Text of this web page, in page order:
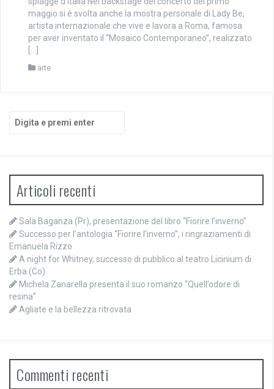
maggio si è svolta anche la mostra personale di Lady Be,
artista internazionale che vive e lavora a Roma, famosa
per aver inventato il “Mosaico Contemporaneo”, realizzato
arte
Articoli recenti
Sala Baganza (Pr), presentazione del libro “Fiorire l’inverno”
Successo per l’antologia “Fiorire l’inverno”, i ringraziamenti di
Emanuela Rizzo
A night for Whitney, successo di pubblico al teatro Licinium di
Erba (Co)
Michela Zanarella presenta il suo romanzo “Quell’odore di
resina”
Agliate e la bellezza ritrovata
Commenti recenti